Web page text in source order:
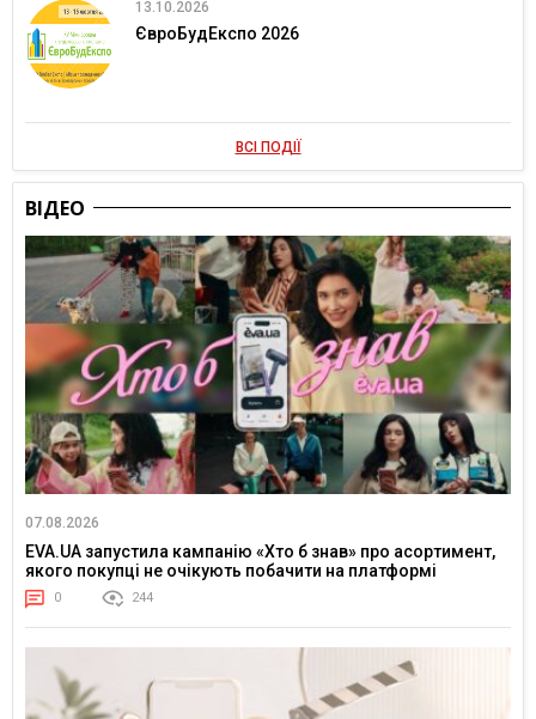
13.10.2026
ЄвроБудЕкспо 2026
ВСІ ПОДІЇ
ВІДЕО
07.08.2026
EVA.UA запустила кампанію «Хто б знав» про асортимент,
якого покупці не очікують побачити на платформі
0 244